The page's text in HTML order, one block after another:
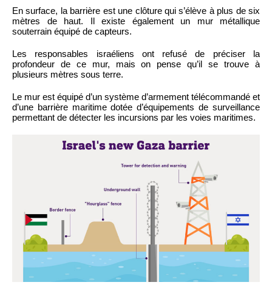
En surface, la barrière est une clôture qui s’élève à plus de six
mètres de haut. Il existe également un mur métallique
souterrain équipé de capteurs.
Les responsables israéliens ont refusé de préciser la
profondeur de ce mur, mais on pense qu’il se trouve à
plusieurs mètres sous terre.
Le mur est équipé d’un système d’armement télécommandé et
d’une barrière maritime dotée d’équipements de surveillance
permettant de détecter les incursions par les voies maritimes.